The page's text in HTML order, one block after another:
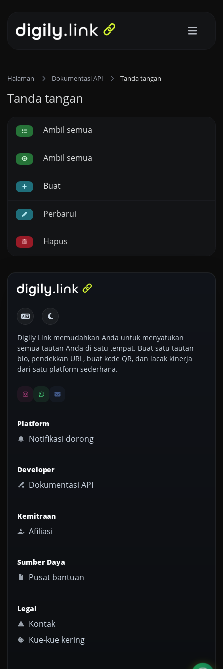
Halaman Dokumentasi API Tanda tangan
Tanda tangan
Ambil semua
Ambil semua
Buat
Perbarui
Hapus
Digily Link memudahkan Anda untuk menyatukan
semua tautan Anda di satu tempat. Buat satu tautan
bio, pendekkan URL, buat kode QR, dan lacak kinerja
dari satu platform sederhana.
Platform
Notifikasi dorong
Developer
Dokumentasi API
Kemitraan
Afiliasi
Sumber Daya
Pusat bantuan
Legal
Kontak
Kue-kue kering